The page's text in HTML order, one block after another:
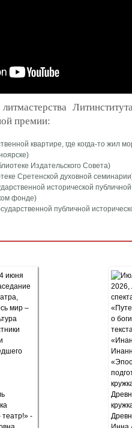
премии:
квартире, где когда-то жил
Издательского Совета)
Сретенской духовной
исторической
фонде)
публичной